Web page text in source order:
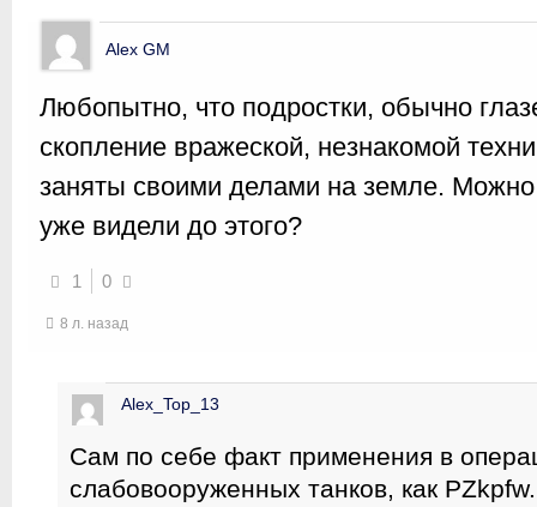
Alex GM
Любопытно, что подростки, обычно
скопление вражеской, незнакомой
заняты своими делами на земле.
уже видели до этого?
1 0
8 л. назад
Alex_Top_13
Сам по себе факт применения в
слабовооруженных танков, как